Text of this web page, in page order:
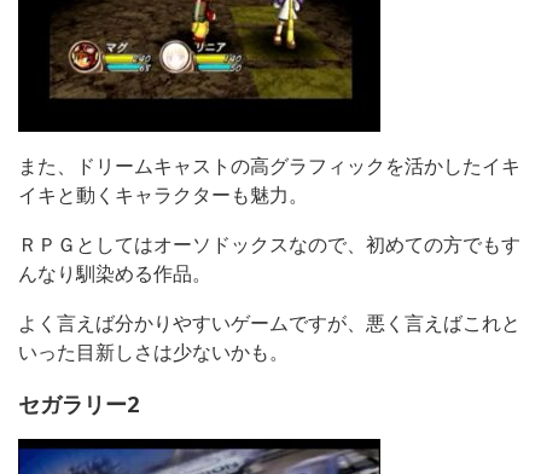
また、ドリームキャストの高グラフィックを活かしたイキ
イキと動くキャラクターも魅力。
ＲＰＧとしてはオーソドックスなので、初めての方でもす
んなり馴染める作品。
よく言えば分かりやすいゲームですが、悪く言えばこれと
いった目新しさは少ないかも。
セガラリー2